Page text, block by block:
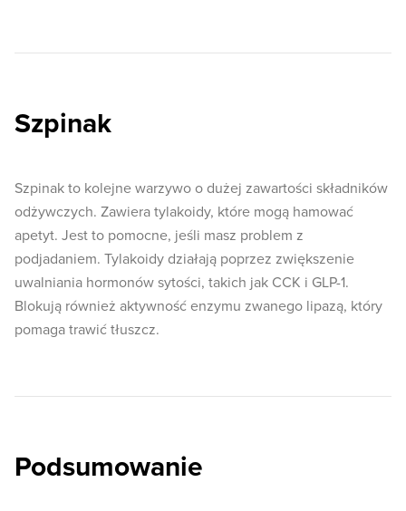
Szpinak
Szpinak to kolejne warzywo o dużej zawartości składników
odżywczych. Zawiera tylakoidy, które mogą hamować
apetyt. Jest to pomocne, jeśli masz problem z
podjadaniem. Tylakoidy działają poprzez zwiększenie
uwalniania hormonów sytości, takich jak CCK i GLP-1.
Blokują również aktywność enzymu zwanego lipazą, który
pomaga trawić tłuszcz.
Podsumowanie